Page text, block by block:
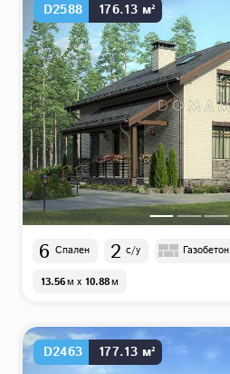
D2588 176.13 м²
6 Спален 2 с/у Газобетон
13.56м x 10.88м
D2463 177.13 м²